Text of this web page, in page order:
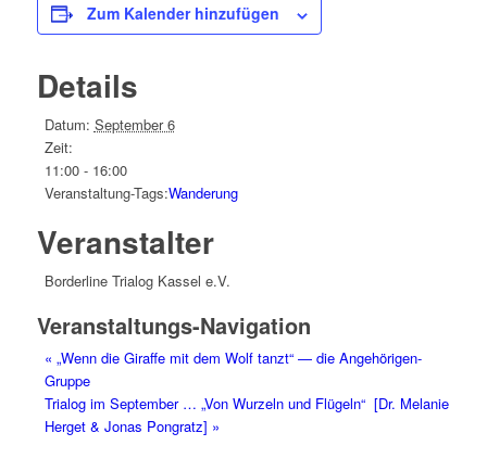
Zum Kalender hinzufügen
Details
Datum: September 6
Zeit:
11:00 - 16:00
Veranstaltung-Tags:Wanderung
Veranstalter
Borderline Trialog Kassel e.V.
Veranstaltungs-Navigation
« „Wenn die Giraffe mit dem Wolf tanzt“ — die Angehörigen-
Gruppe
Trialog im September … „Von Wurzeln und Flügeln“ [Dr. Melanie
Herget & Jonas Pongratz] »